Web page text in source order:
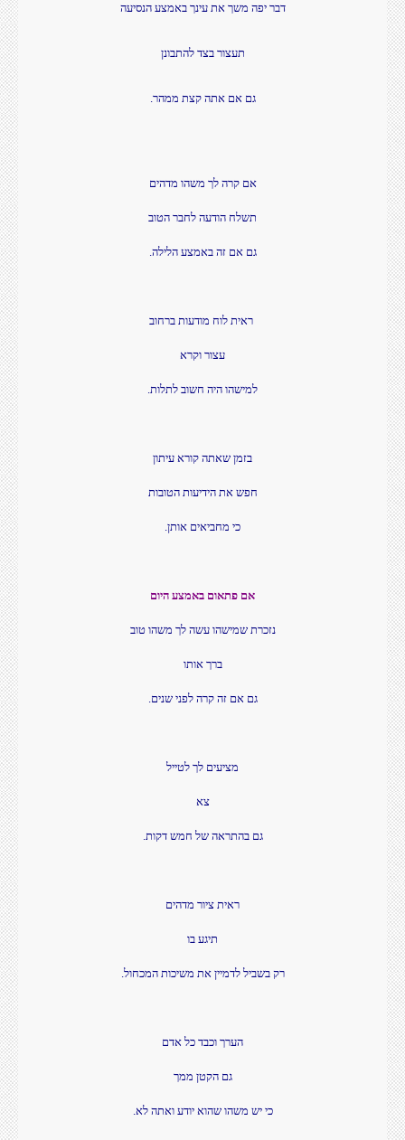
דבר יפה משך את עינך באמצע הנסיעה
תעצור בצד להתבונן
גם אם אתה קצת ממהר.
אם קרה לך משהו מדהים
תשלח הודעה לחבר הטוב
גם אם זה באמצע הלילה.
ראית לוח מודעות ברחוב
עצור וקרא
למישהו היה חשוב לתלות.
בזמן שאתה קורא עיתון
חפש את הידיעות הטובות
כי מחביאים אותן.
אם פתאום באמצע היום
נזכרת שמישהו עשה לך משהו טוב
ברך אותו
גם אם זה קרה לפני שנים.
מציעים לך לטייל
צא
גם בהתראה של חמש דקות.
ראית ציור מדהים
תיגע בו
רק בשביל לדמיין את משיכות המכחול.
הערך וכבד כל אדם
גם הקטן ממך
כי יש משהו שהוא יודע ואתה לא.